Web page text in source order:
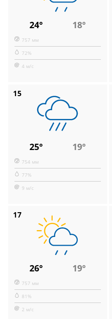
24° 18°
757 мм
72%
4 м/с
15
25° 19°
754 мм
77%
9 м/с
17
26° 19°
757 мм
81%
2 м/с